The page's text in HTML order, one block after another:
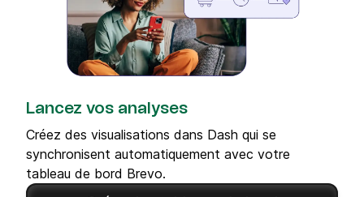
Lancez vos analyses
Créez des visualisations dans Dash qui se
synchronisent automatiquement avec votre
tableau de bord Brevo.